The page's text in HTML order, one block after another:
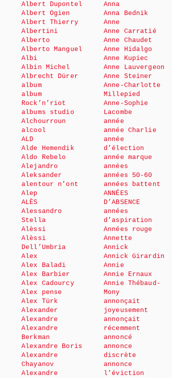
Albert Dupontel
Albert Ogien
Albert Thierry
Albertini
Alberto
Alberto Manguel
Albi
Albin Michel
Albrecht Dürer
album
album
Rock’n’riot
albums studio
Alchourroun
alcool
ALD
Alde Hemendik
Aldo Rebelo
Alejandro
Aleksander
alentour n’ont
Alep
ALÈS
Alessandro
Stella
Alèssi
Alèssi
Dell’Umbria
Alex
Alex Baladi
Alex Barbier
Alex Cadourcy
Alex pense
Alex Türk
Alexander
Alexandre
Alexandre
Berkman
Alexandre Boris
Alexandre
Chayanov
Alexandre
Anna
Anna Bednik
Anne
Anne Carratié
Anne Chaudet
Anne Hidalgo
Anne Kupiec
Anne Lauvergeon
Anne Steiner
Anne-Charlotte
Millepied
Anne-Sophie
Lacombe
année
année Charlie
année
d’élection
année marque
années
années 50-60
années battent
ANNÉES
D’ABSENCE
années
d’aspiration
Années rouge
Annette
Annick
Annick Girardin
Annie
Annie Ernaux
Annie Thébaud-
Mony
annonçait
joyeusement
annonçait
récemment
annoncé
annonce
discrète
annonce
l’éviction